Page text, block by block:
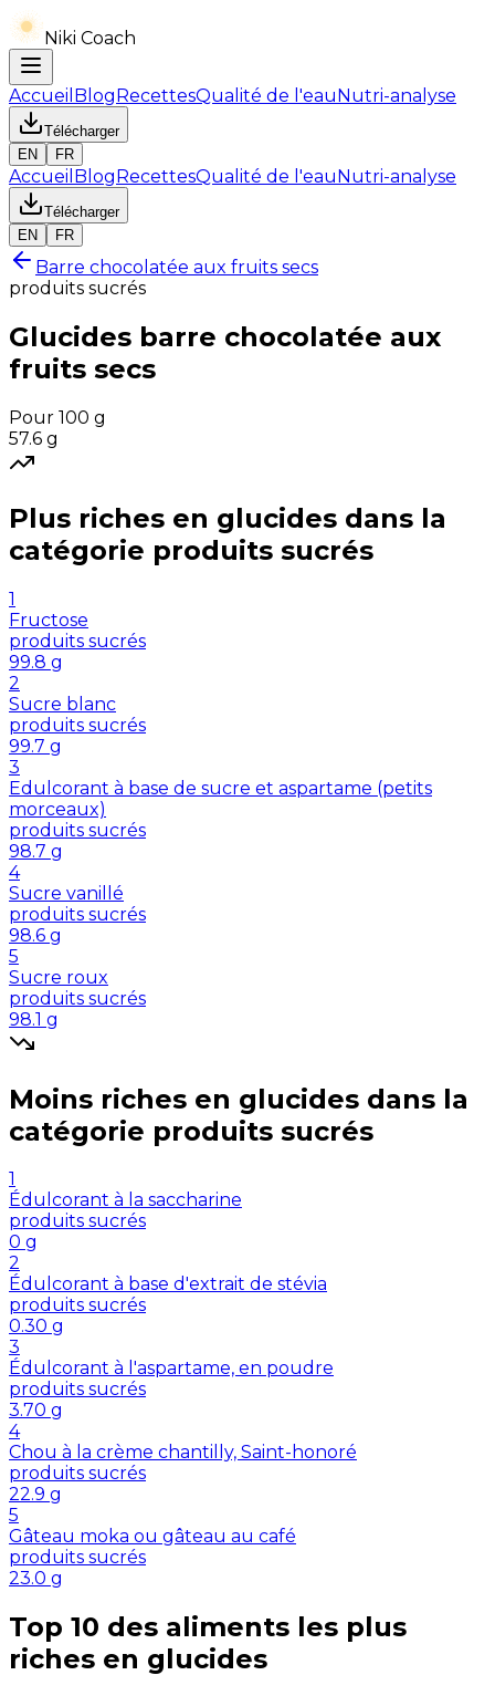
Niki Coach
Accueil BlogRecettesQualité de l'eauNutri-analyse
Télécharger
EN
FR
Accueil BlogRecettesQualité de l'eauNutri-analyse
Télécharger
EN
FR
Barre chocolatée aux fruits secs
produits sucrés
Glucides barre chocolatée aux
fruits secs
Pour 100 g
57.6 g
Plus riches en glucides dans la
catégorie produits sucrés
1
Fructose
produits sucrés
99.8 g
2
Sucre blanc
produits sucrés
99.7 g
3
Edulcorant à base de sucre et aspartame (petits
morceaux)
produits sucrés
98.7 g
4
Sucre vanillé
produits sucrés
98.6 g
5
Sucre roux
produits sucrés
98.1 g
Moins riches en glucides dans la
catégorie produits sucrés
1
Édulcorant à la saccharine
produits sucrés
0 g
2
Édulcorant à base d'extrait de stévia
produits sucrés
0.30 g
3
Édulcorant à l'aspartame, en poudre
produits sucrés
3.70 g
4
Chou à la crème chantilly, Saint-honoré
produits sucrés
22.9 g
5
Gâteau moka ou gâteau au café
produits sucrés
23.0 g
Top 10 des aliments les plus
riches en glucides